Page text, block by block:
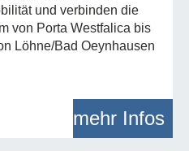
und verbinden die
von Porta Westfalica bis
Löhne/Bad Oeynhausen
mehr Infos